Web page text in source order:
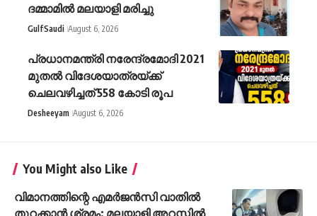
ദമ്മാമില്‍ മലയാളി മരിച്ചു
GulfSaudi August 6, 2026
പ്രധാനമന്ത്രി നരേന്ദ്രമോദി 2021
മുതല്‍ വിദേശയാത്രയ്ക്ക്
ചെലവഴിച്ചത് 558 കോടി രൂപ
Desheeyam August 6, 2026
You Might also Like
വിമാനത്തിന്റെ എമർജൻസി വാതിൽ
തുറക്കാൻ ശ്രമം; മലയാളി അറസ്റ്റിൽ